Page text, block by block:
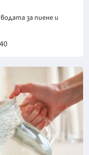
за пиене и